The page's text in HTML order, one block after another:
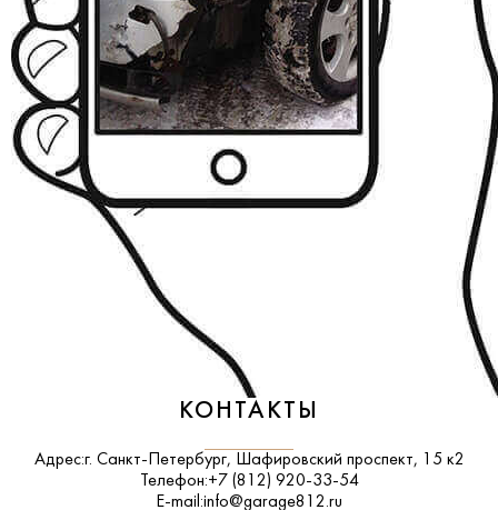
КОНТАКТЫ
Адрес:г. Санкт-Петербург, Шафировский проспект, 15 к2
Телефон:+7 (812) 920-33-54
E-mail:info@garage812.ru